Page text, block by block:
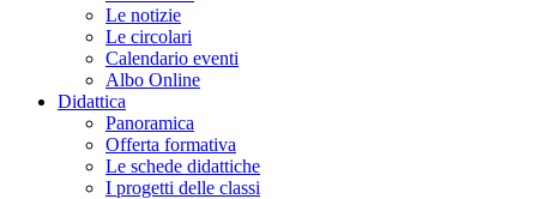
Le notizie
Le circolari
Calendario eventi
Albo Online
Didattica
Panoramica
Offerta formativa
Le schede didattiche
I progetti delle classi